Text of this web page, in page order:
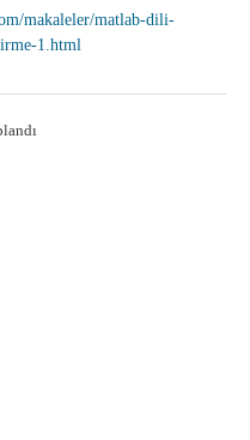
makaleler/matlab-dili-
1.html